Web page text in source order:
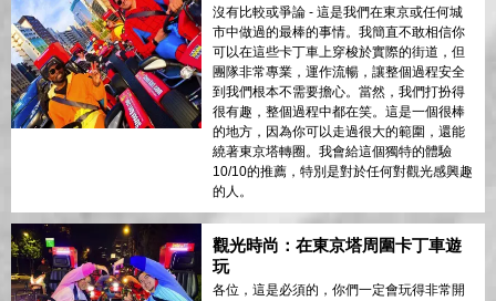
沒有比較或爭論 - 這是我們在東京或任何城
市中做過的最棒的事情。我簡直不敢相信你
可以在這些卡丁車上穿梭於實際的街道，但
團隊非常專業，運作流暢，讓整個過程安全
到我們根本不需要擔心。當然，我們打扮得
很有趣，整個過程中都在笑。這是一個很棒
的地方，因為你可以走過很大的範圍，還能
繞著東京塔轉圈。我會給這個獨特的體驗
10/10的推薦，特別是對於任何對觀光感興趣
的人。
觀光時尚：在東京塔周圍卡丁車遊
玩
各位，這是必須的，你們一定會玩得非常開